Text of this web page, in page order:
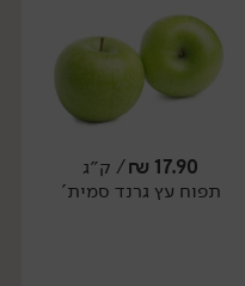
יח׳ ק״ג
17.90
₪/ ק״ג
תפוח עץ גרנד סמית'